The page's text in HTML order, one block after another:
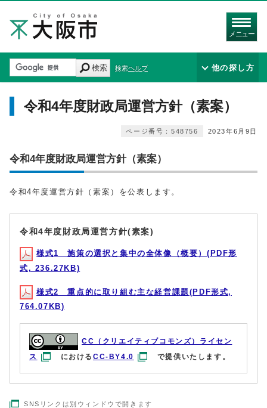
メニュー
検索 検索ヘルプ 他の探し方
令和4年度財政局運営方針（素案）
2023年6月9日
ページ番号：548756
令和4年度財政局運営方針（素案）
令和4年度運営方針（素案）を公表します。
令和4年度財政局運営方針(素案)
様式1 施策の選択と集中の全体像（概要）(PDF形
式, 236.27KB)
様式2 重点的に取り組む主な経営課題(PDF形式,
764.07KB)
CC（クリエイティブコモンズ）ライセン
ス
におけるCC-BY4.0 で提供いたします。
SNSリンクは別ウィンドウで開きます